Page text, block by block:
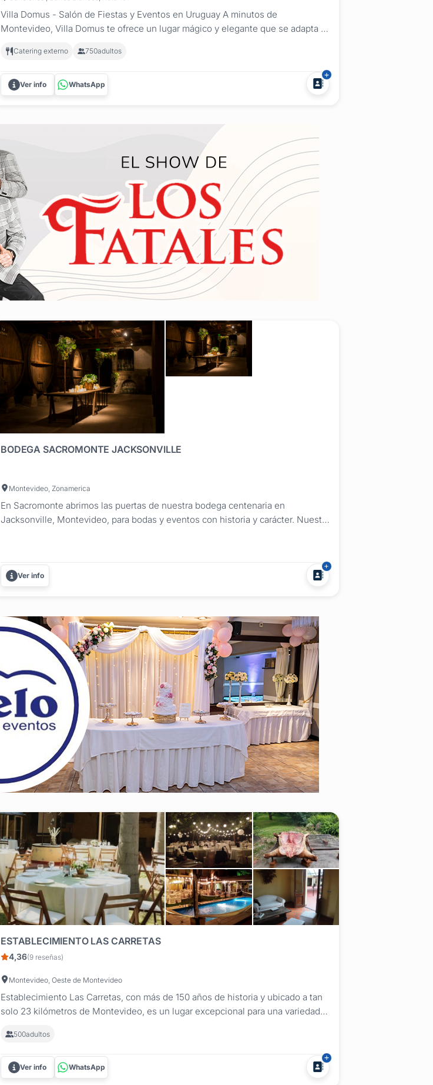
Villa Domus - Salón de Fiestas y Eventos en Uruguay A minutos de
Montevideo, Villa Domus te ofrece un lugar mágico y elegante que se adapta a
servicio. Las instalaciones cuentan con: Patio estilo romano, techado, con...
Catering externo 750adultos
Ver info WhatsApp
BODEGA SACROMONTE JACKSONVILLE
Montevideo, Zonamerica
En Sacromonte abrimos las puertas de nuestra bodega centenaria en
Jacksonville, Montevideo, para bodas y eventos con historia y carácter. Nuestra
incluido...
Ver info
ESTABLECIMIENTO LAS CARRETAS
4,36(9 reseñas)
Montevideo, Oeste de Montevideo
Establecimiento Las Carretas, con más de 150 años de historia y ubicado a tan
solo 23 kilómetros de Montevideo, es un lugar excepcional para una variedad
histórica con un entorno natural espectacular, ofreciendo el...
500adultos
Ver info WhatsApp